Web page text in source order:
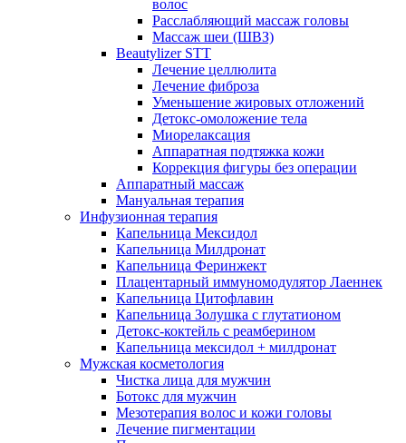
волос
Расслабляющий массаж головы
Массаж шеи (ШВЗ)
Beautylizer STT
Лечение целлюлита
Лечение фиброза
Уменьшение жировых отложений
Детокс-омоложение тела
Миорелаксация
Аппаратная подтяжка кожи
Коррекция фигуры без операции
Аппаратный массаж
Мануальная терапия
Инфузионная терапия
Капельница Мексидол
Капельница Милдронат
Капельница Феринжект
Плацентарный иммуномодулятор Лаеннек
Капельница Цитофлавин
Капельница Золушка с глутатионом
Детокс-коктейль с реамберином
Капельница мексидол + милдронат
Мужская косметология
Чистка лица для мужчин
Ботокс для мужчин
Мезотерапия волос и кожи головы
Лечение пигментации